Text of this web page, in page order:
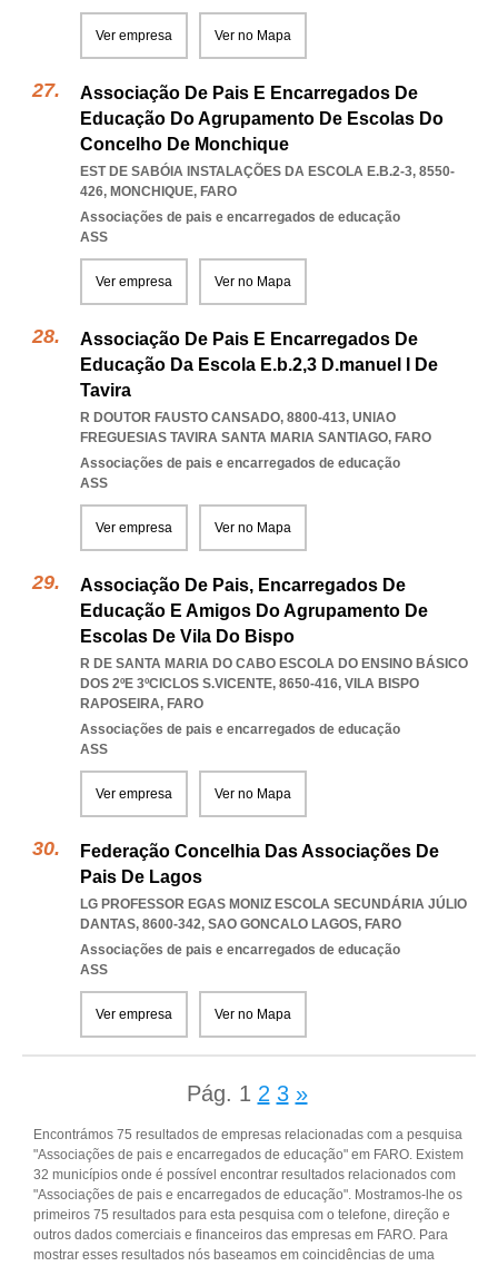
Ver empresa Ver no Mapa
Associação De Pais E Encarregados De
Educação Do Agrupamento De Escolas Do
Concelho De Monchique
EST DE SABÓIA INSTALAÇÕES DA ESCOLA E.B.2-3, 8550-
426, MONCHIQUE, FARO
Associações de pais e encarregados de educação
ASS
Ver empresa Ver no Mapa
Associação De Pais E Encarregados De
Educação Da Escola E.b.2,3 D.manuel I De
Tavira
R DOUTOR FAUSTO CANSADO, 8800-413, UNIAO
FREGUESIAS TAVIRA SANTA MARIA SANTIAGO, FARO
Associações de pais e encarregados de educação
ASS
Ver empresa Ver no Mapa
Associação De Pais, Encarregados De
Educação E Amigos Do Agrupamento De
Escolas De Vila Do Bispo
R DE SANTA MARIA DO CABO ESCOLA DO ENSINO BÁSICO
DOS 2ºE 3ºCICLOS S.VICENTE, 8650-416, VILA BISPO
RAPOSEIRA, FARO
Associações de pais e encarregados de educação
ASS
Ver empresa Ver no Mapa
Federação Concelhia Das Associações De
Pais De Lagos
LG PROFESSOR EGAS MONIZ ESCOLA SECUNDÁRIA JÚLIO
DANTAS, 8600-342, SAO GONCALO LAGOS, FARO
Associações de pais e encarregados de educação
ASS
Ver empresa Ver no Mapa
Pág. 1 2 3 »
Encontrámos 75 resultados de empresas relacionadas com a pesquisa
"Associações de pais e encarregados de educação" em FARO. Existem
32 municípios onde é possível encontrar resultados relacionados com
"Associações de pais e encarregados de educação". Mostramos-lhe os
primeiros 75 resultados para esta pesquisa com o telefone, direção e
outros dados comerciais e financeiros das empresas em FARO. Para
mostrar esses resultados nós baseamos em coincidências de uma